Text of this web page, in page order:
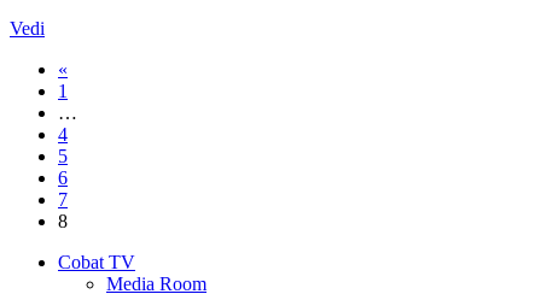
Vedi
«
1
…
4
5
6
7
8
Cobat TV
Media Room